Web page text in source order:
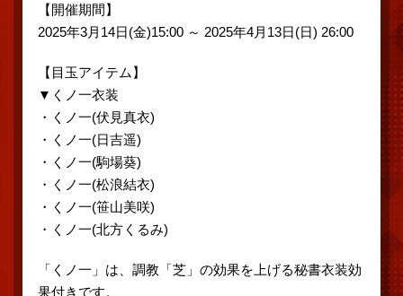
【開催期間】
2025年3月14日(金)15:00 ～ 2025年4月13日(日) 26:00
【目玉アイテム】
▼くノ一衣装
・くノ一(伏見真衣)
・くノ一(日吉遥)
・くノ一(駒場葵)
・くノ一(松浪結衣)
・くノ一(笹山美咲)
・くノ一(北方くるみ)
「くノ一」は、調教「芝」の効果を上げる秘書衣装効
果付きです。